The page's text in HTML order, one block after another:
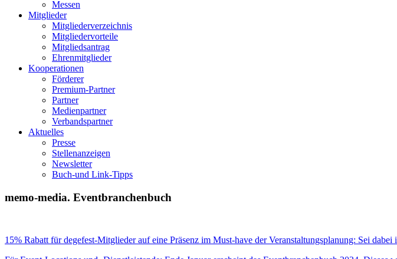
Messen
Mitglieder
Mitgliederverzeichnis
Mitgliedervorteile
Mitgliedsantrag
Ehrenmitglieder
Kooperationen
Förderer
Premium-Partner
Partner
Medienpartner
Verbandspartner
Aktuelles
Presse
Stellenanzeigen
Newsletter
Buch-und Link-Tipps
memo-media. Eventbranchenbuch
15% Rabatt für degefest-Mitglieder auf eine Präsenz im Must-have der Veranstaltungsplanung: Sei